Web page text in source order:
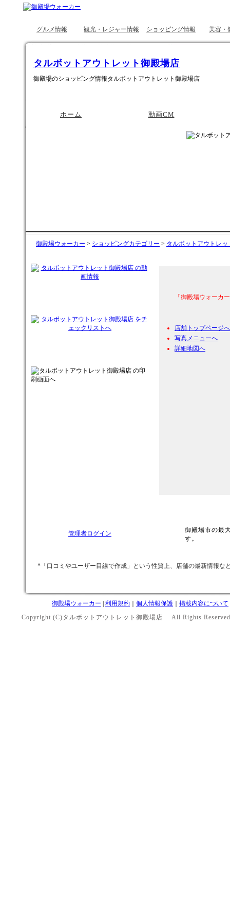
グルメ情報 観光・レジャー情報 ショッピング情報 美容・
タルボットアウトレット御殿場店
御殿場のショッピング情報タルボットアウトレット御殿場店
ホーム 動画CM
御殿場ウォーカー > ショッピングカテゴリー > タルボットアウトレ
管理者ログイン
「御殿場ウォーカ
店舗トップページへ
写真メニューへ
詳細地図へ
御殿場市の最
す。
*「口コミやユーザー目線で作成」という性質上、店舗の最新情報
御殿場ウォーカー 利用規約 個人情報保護 掲載内容について
Copyright (C)タルボットアウトレット御殿場店 All Rights